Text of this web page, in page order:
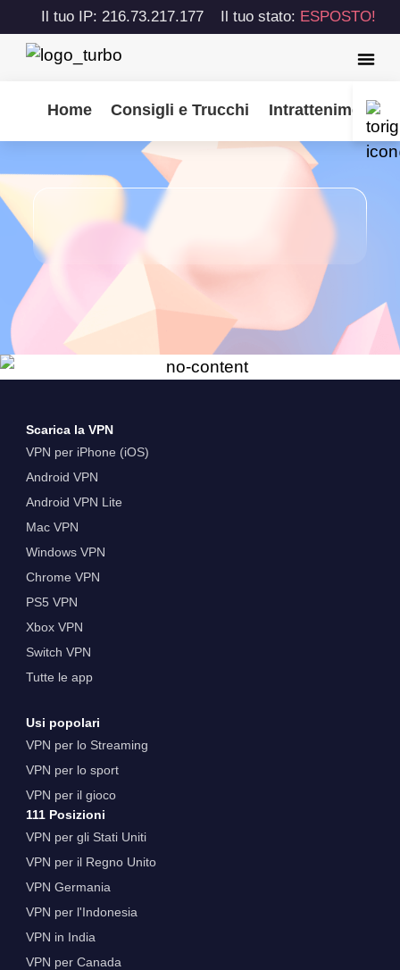
Il tuo IP: 216.73.217.177 Il tuo stato: ESPOSTO!
Home Consigli e Trucchi Intrattenimento
Scarica la VPN
VPN per iPhone (iOS)
Android VPN
Android VPN Lite
Mac VPN
Windows VPN
Chrome VPN
PS5 VPN
Xbox VPN
Switch VPN
Tutte le app
Usi popolari
VPN per lo Streaming
VPN per lo sport
VPN per il gioco
111 Posizioni
VPN per gli Stati Uniti
VPN per il Regno Unito
VPN Germania
VPN per l'Indonesia
VPN in India
VPN per Canada